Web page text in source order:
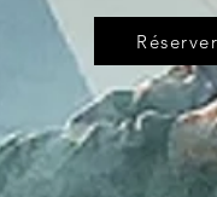
Réserver